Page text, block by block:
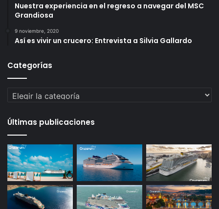
Nuestra experiencia en el regreso a navegar del MSC
Grandiosa
9 noviembre, 2020
Así es vivir un crucero: Entrevista a Silvia Gallardo
Categorías
Categorías
Últimas publicaciones